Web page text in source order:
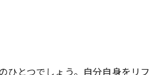
とつでしょう。自分自身をリ